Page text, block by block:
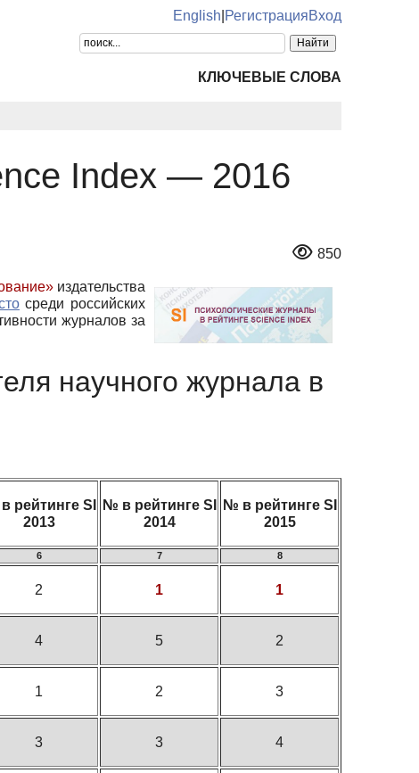
English РегистрацияВход
КЛЮЧЕВЫЕ СЛОВА
Index — 2016
850
издательства
среди российских
журналов за
научного журнала в
рейтинге SI
2013
№ в рейтинге SI
2014
№ в рейтинге SI
2015
6 7 8
2 1 1
4 5 2
1 2 3
3 3 4